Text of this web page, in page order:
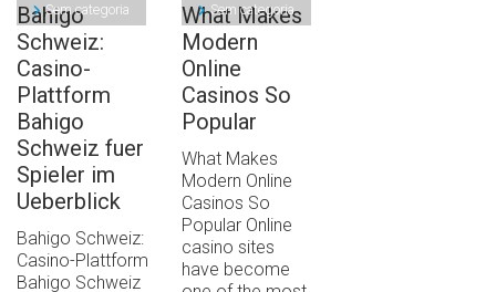
Sem categoria
Bahigo
Schweiz:
Casino-
Plattform
Bahigo
Schweiz fuer
Spieler im
Ueberblick
Bahigo Schweiz:
Casino-Plattform
Bahigo Schweiz
Sem categoria
What Makes
Modern
Online
Casinos So
Popular
What Makes
Modern Online
Casinos So
Popular Online
casino sites
have become